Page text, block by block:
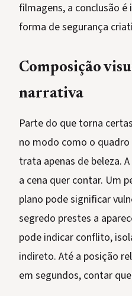
filmagens, a conclusão é
forma de segurança
Composição
narrativa
Parte do que torna
no modo como o
trata apenas de beleza.
a cena quer contar. Um
plano pode significar
segredo prestes a
pode indicar conflito,
indireto. Até a posição
em segundos, contar